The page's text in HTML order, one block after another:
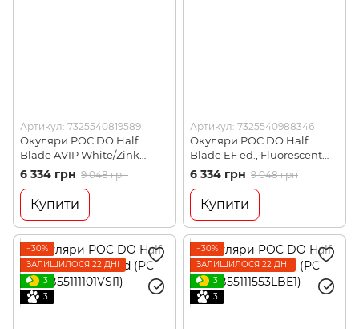
Артикул: 7325540819589
Окуляри POC DO Half
Blade AVIP White/Zink
Orange/Violet/Light Silver
(PC DOHB55108042VLS1)
6 334 грн 9 048 грн
Купити
Артикул: 7325540988346
Окуляри POC DO Half
Blade EF ed., Fluorescent
Pink (PC DOHB55221712VSI1)
6 334 грн 9 048 грн
Купити
−30%
ЗАЛИШИЛОСЯ 22 ДНІ
3
3
−30%
ЗАЛИШИЛОСЯ 22 ДНІ
3
3